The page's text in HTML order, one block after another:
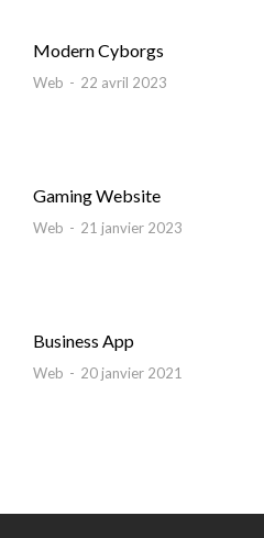
Modern Cyborgs
Web 22 avril 2023
Gaming Website
Web 21 janvier 2023
Business App
Web 20 janvier 2021